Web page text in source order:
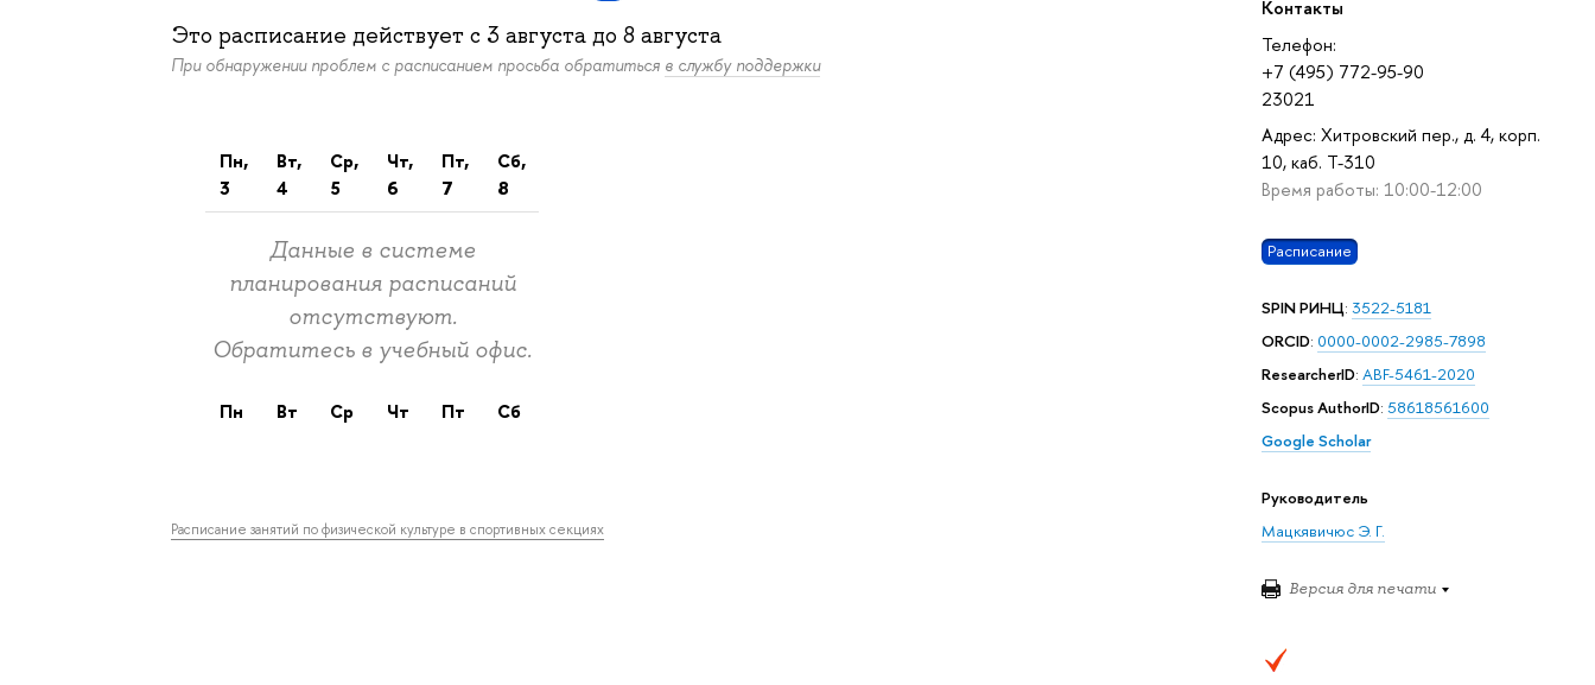
Контакты
Телефон:
+7 (495) 772-95-90
23021
Адрес: Хитровский пер., д. 4, корп.
10, каб. Т-310
Время работы: 10:00-12:00
Расписание
SPIN РИНЦ: 3522-5181
ORCID: 0000-0002-2985-7898
ResearcherID: ABF-5461-2020
Scopus AuthorID: 58618561600
Google Scholar
Руководитель
Мацкявичюс Э. Г.
Версия для печати
Это расписание действует c 3 августа до8 августа
При обнаружении проблем с расписанием просьба обратиться в службу поддержки
пн,
3
вт,
4
ср,
5
чт,
6
пт,
7
сб,
8
Данные в системе
планирования расписаний
отсутствуют.
Обратитесь в учебный офис.
пн вт ср чт пт сб
Расписание занятий по физической культуре в спортивных секциях